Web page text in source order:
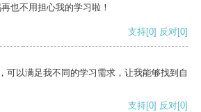
也不用担心我的学习啦！
支持[0] 反对[0]
可以满足我不同的学习需求，让我能够找到自
支持[0] 反对[0]